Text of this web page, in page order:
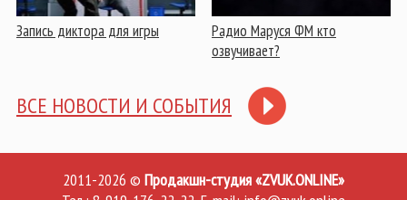
Запись диктора для игры
Радио Маруся ФМ кто
озвучивает?
ВСЕ НОВОСТИ И СОБЫТИЯ
2011-2026 © Продакшн-студия «ZVUK.ONLINE»